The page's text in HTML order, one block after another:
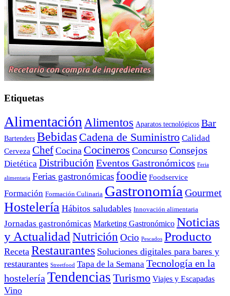
Etiquetas
Alimentación Alimentos Aparatos tecnológicos Bar
Bartenders Bebidas Cadena de Suministro Calidad
Cerveza Chef Cocina Cocineros Concurso Consejos
Dietética Distribución Eventos Gastronómicos Feria
alimentaria Ferias gastronómicasfoodie Foodservice
Formación Formación Culinaria Gastronomía Gourmet
Hostelería Hábitos saludables Innovación alimentaria
Jornadas gastronómicas Marketing Gastronómico Noticias
y Actualidad Nutrición Ocio Pescados Producto
Receta Restaurantes Soluciones digitales para bares y
restaurantes Streetfood Tapa de la Semana Tecnología en la
hostelería Tendencias Turismo Viajes y Escapadas
Vino